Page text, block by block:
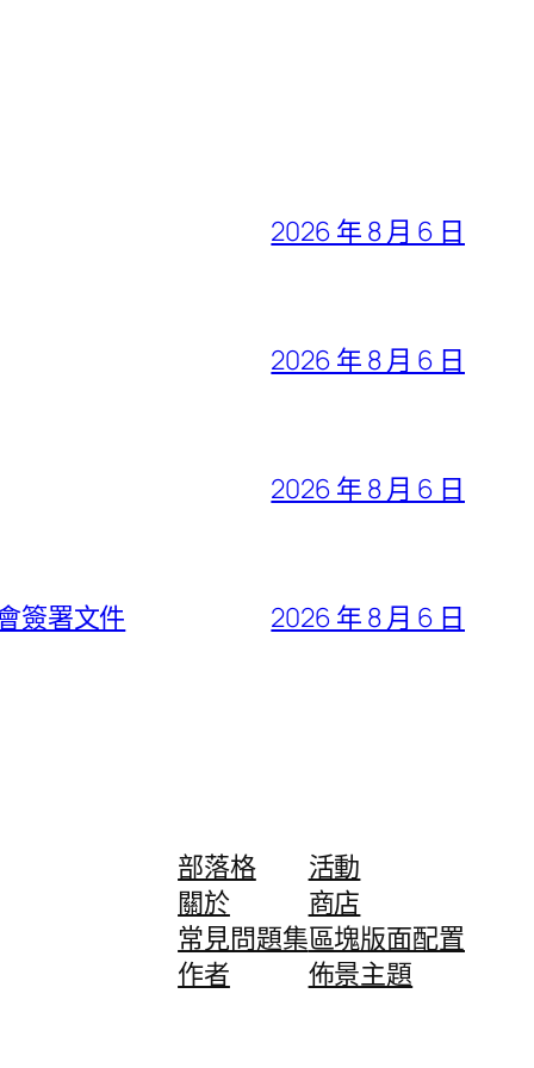
2026 年 8 月 6 日
2026 年 8 月 6 日
2026 年 8 月 6 日
簽署文件 2026 年 8 月 6 日
部落格
關於
常見問題集
作者
活動
商店
區塊版面配置
佈景主題